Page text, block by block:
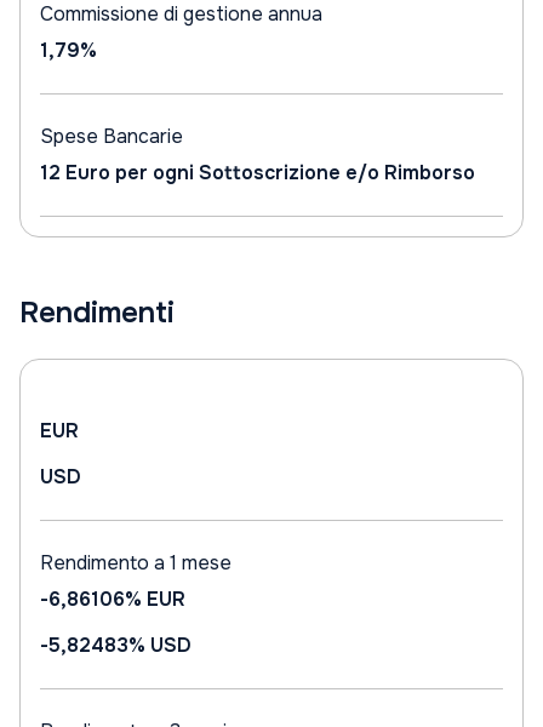
Commissione di gestione annua
1,79%
Spese Bancarie
12 Euro per ogni Sottoscrizione e/o Rimborso
Rendimenti
EUR
USD
Rendimento a 1 mese
-6,86106% EUR
-5,82483% USD